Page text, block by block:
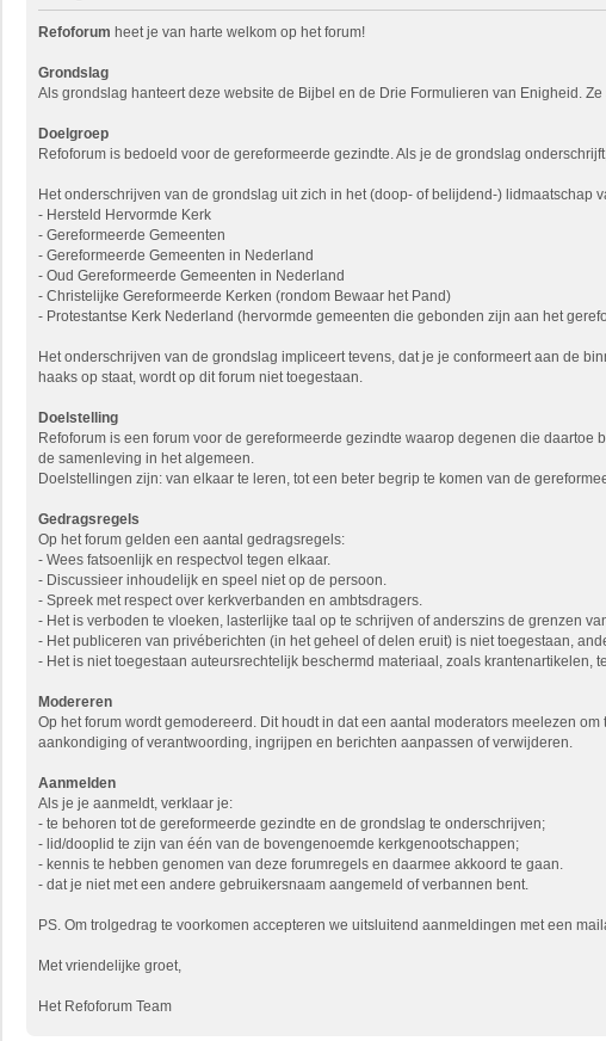
Refoforum heet je van harte welkom op het forum!
Grondslag
Als grondslag hanteert deze website de Bijbel en de Drie Formulieren van Enigheid.
Doelgroep
Refoforum is bedoeld voor de gereformeerde gezindte. Als je de grondslag
Het onderschrijven van de grondslag uit zich in het (doop- of belijdend-)
- Hersteld Hervormde Kerk
- Gereformeerde Gemeenten
- Gereformeerde Gemeenten in Nederland
- Oud Gereformeerde Gemeenten in Nederland
- Christelijke Gereformeerde Kerken (rondom Bewaar het Pand)
- Protestantse Kerk Nederland (hervormde gemeenten die gebonden zijn aan het
Het onderschrijven van de grondslag impliceert tevens, dat je je conformeert aan de
haaks op staat, wordt op dit forum niet toegestaan.
Doelstelling
Refoforum is een forum voor de gereformeerde gezindte waarop degenen die
de samenleving in het algemeen.
Doelstellingen zijn: van elkaar te leren, tot een beter begrip te komen van de
Gedragsregels
Op het forum gelden een aantal gedragsregels:
- Wees fatsoenlijk en respectvol tegen elkaar.
- Discussieer inhoudelijk en speel niet op de persoon.
- Spreek met respect over kerkverbanden en ambtsdragers.
- Het is verboden te vloeken, lasterlijke taal op te schrijven of anderszins de grenzen
- Het publiceren van privéberichten (in het geheel of delen eruit) is niet toegestaan,
- Het is niet toegestaan auteursrechtelijk beschermd materiaal, zoals krantenartikelen,
Modereren
Op het forum wordt gemodereerd. Dit houdt in dat een aantal moderators meelezen
aankondiging of verantwoording, ingrijpen en berichten aanpassen of verwijderen.
Aanmelden
Als je je aanmeldt, verklaar je:
- te behoren tot de gereformeerde gezindte en de grondslag te onderschrijven;
- lid/dooplid te zijn van één van de bovengenoemde kerkgenootschappen;
- kennis te hebben genomen van deze forumregels en daarmee akkoord te gaan.
- dat je niet met een andere gebruikersnaam aangemeld of verbannen bent.
PS. Om trolgedrag te voorkomen accepteren we uitsluitend aanmeldingen met een
Met vriendelijke groet,
Het Refoforum Team